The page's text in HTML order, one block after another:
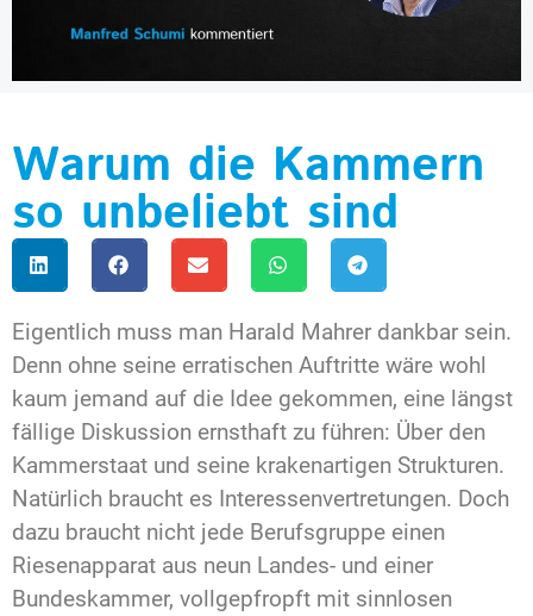
Warum die Kammern
so unbeliebt sind
Eigentlich muss man Harald Mahrer dankbar sein.
Denn ohne seine erratischen Auftritte wäre wohl
kaum jemand auf die Idee gekommen, eine längst
fällige Diskussion ernsthaft zu führen: Über den
Kammerstaat und seine krakenartigen Strukturen.
Natürlich braucht es Interessenvertretungen. Doch
dazu braucht nicht jede Berufsgruppe einen
Riesenapparat aus neun Landes- und einer
Bundeskammer, vollgepfropft mit sinnlosen